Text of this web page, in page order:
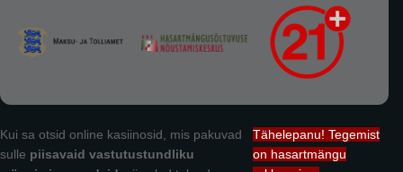
Kui sa otsid online kasiinosid, mis pakuvad
sulle piisavaid vastutustundliku
Tähelepanu! Tegemist
on hasartmängu